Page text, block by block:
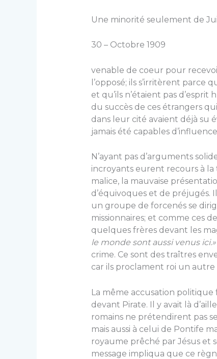
Une minorité seulement de
30 – Octobre 1909
venable de coeur pour
l’opposé; ils s’irritèrent
et qu’ils n’étaient pas
du succès de ces étrangers
dans leur cité avaient déjà su
jamais été capables
N’ayant pas d’arguments
incroyants eurent recours à la
malice, la mauvaise
d’équivoques et de préjugés.
un groupe de forcenés se
missionnaires; et comme ces
quelques frères devant les
le monde sont aussi venus ici.»
crime. Ce sont des traîtres
car ils proclament roi un autre
La même accusation
devant Pirate. Il y avait là
romains ne prétendirent pas
mais aussi à celui de Pontife
royaume prêché par Jésus et
message impliqua que ce